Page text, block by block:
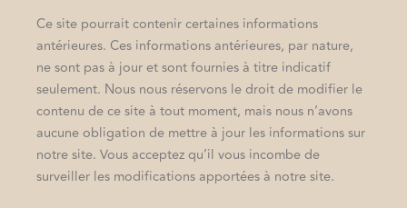
Ce site pourrait contenir certaines informations
antérieures. Ces informations antérieures, par nature,
ne sont pas à jour et sont fournies à titre indicatif
seulement. Nous nous réservons le droit de modifier le
contenu de ce site à tout moment, mais nous n’avons
aucune obligation de mettre à jour les informations sur
notre site. Vous acceptez qu’il vous incombe de
surveiller les modifications apportées à notre site.